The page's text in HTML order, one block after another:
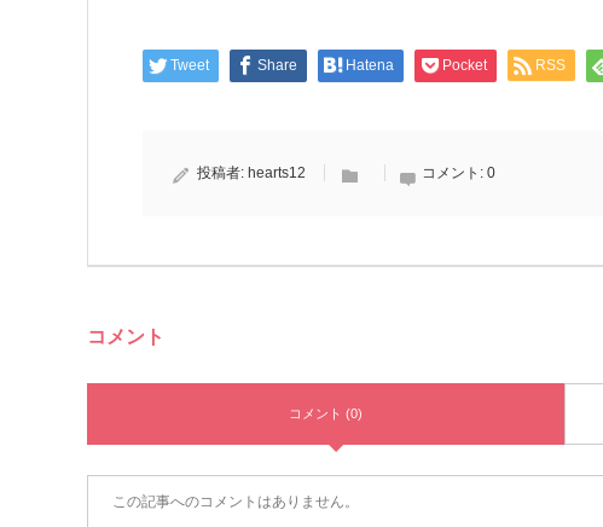
Tweet Share Hatena Pocket RSS
投稿者: hearts12 コメント: 0
コメント
コメント (0)
この記事へのコメントはありません。